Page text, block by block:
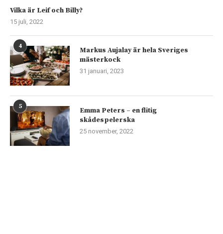
Vilka är Leif och Billy?
15 juli, 2022
4
Markus Aujalay är hela Sveriges
mästerkock
31 januari, 2023
5
Emma Peters – en flitig
skådespelerska
25 november, 2022